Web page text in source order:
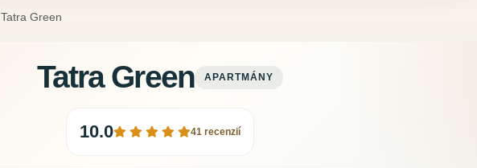
Tatra Green
Tatra Green APARTMÁNY
10.0 41 recenzií